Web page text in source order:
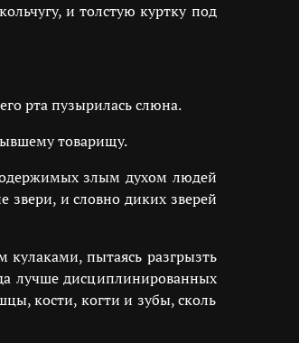
и толстую куртку под
рта пузырилась слюна.
товарищу.
одержимых злым духом людей
звери, и словно диких зверей
пытаясь разгрызть
лучше дисциплинированных
кости, когти и зубы, сколь